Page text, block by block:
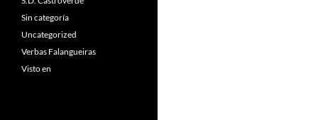
Sin categoría
Uncategorized
Verbas Falangueiras
Visto en